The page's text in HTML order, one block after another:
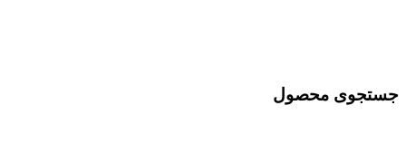
جستجوی محصول